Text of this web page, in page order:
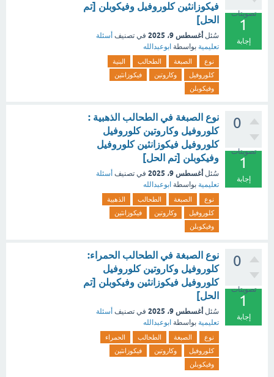
تصويتات
1
إجابة
فيكوزانثين كلوروفيل وفيكوبلن [تم
الحل]
سُئل أغسطس 9، 2025 في تصنيف أسئلة
تعليمية بواسطة ابوعبدالله
نوع الصبغة الطحالب
البنية
كلوروفيل
وكاروتين
فيكوزانثين
وفيكوبلن
0
تصويتات
1
إجابة
نوع الصبغة في الطحالب الذهبية :
كلوروفيل وكاروتين كلوروفيل
كلوروفيل فيكوزانثين كلوروفيل
وفيكوبلن [تم الحل]
سُئل أغسطس 9، 2025 في تصنيف أسئلة
تعليمية بواسطة ابوعبدالله
نوع الصبغة الطحالب
الذهبية
كلوروفيل
وكاروتين
فيكوزانثين
وفيكوبلن
0
تصويتات
1
إجابة
نوع الصبغة في الطحالب الحمراء:
كلوروفيل وكاروتين كلوروفيل
كلوروفيل فيكوزانثين وفيكوبلن [تم
الحل]
سُئل أغسطس 9، 2025 في تصنيف أسئلة
تعليمية بواسطة ابوعبدالله
نوع الصبغة الطحالب
الحمراء
كلوروفيل
وكاروتين
فيكوزانثين
وفيكوبلن